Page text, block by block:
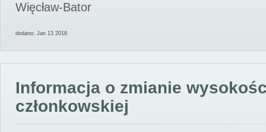
Więcław-Bator
dodano: Jan 13 2018
Informacja o zmianie
członkowskiej